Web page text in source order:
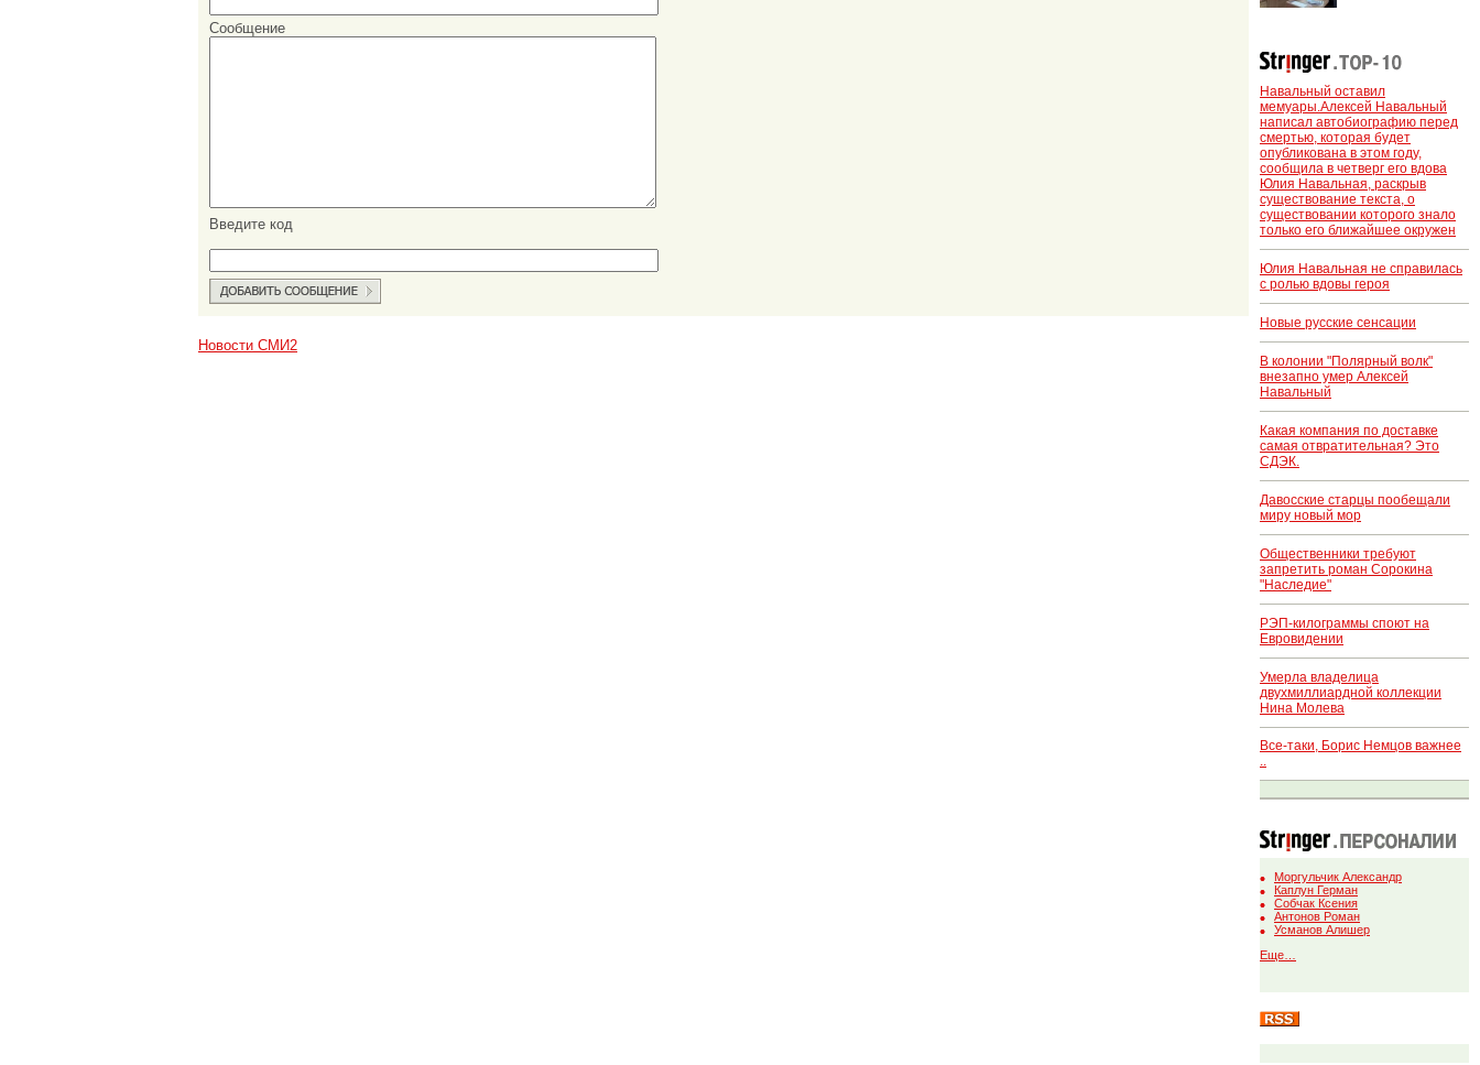
Сообщение
Введите код
Новости СМИ2
Навальный оставил
мемуары.Алексей Навальный
написал автобиографию перед
смертью, которая будет
опубликована в этом году,
сообщила в четверг его вдова
Юлия Навальная, раскрыв
существование текста, о
существовании которого знало
только его ближайшее окружен
Юлия Навальная не справилась
с ролью вдовы героя
Новые русские сенсации
В колонии "Полярный волк"
внезапно умер Алексей
Навальный
Какая компания по доставке
самая отвратительная? Это
СДЭК.
Давосские старцы пообещали
миру новый мор
Общественники требуют
запретить роман Сорокина
"Наследие"
РЭП-килограммы споют на
Евровидении
Умерла владелица
двухмиллиардной коллекции
Нина Молева
Все-таки, Борис Немцов важнее
..
Моргульчик Александр
Каплун Герман
Собчак Ксения
Антонов Роман
Усманов Алишер
Еще…